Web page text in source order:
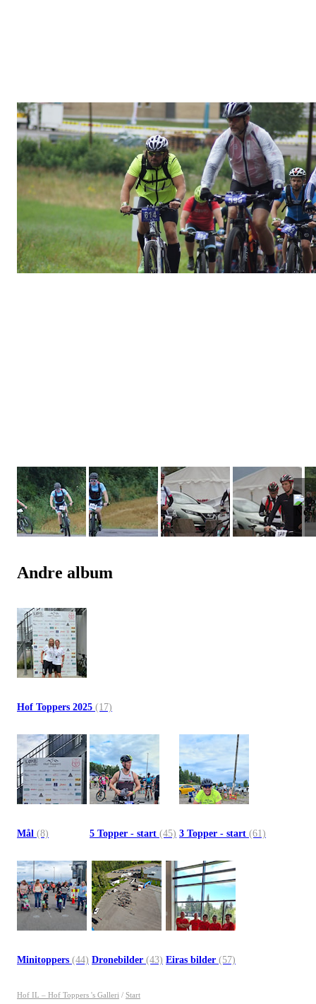
Andre album
Hof Toppers 2025 (17)
Mål (8) 5 Topper - start (45) 3 Topper - start (61)
Minitoppers (44) Dronebilder (43) Eiras bilder (57)
Hof IL – Hof Toppers 's Galleri / Start